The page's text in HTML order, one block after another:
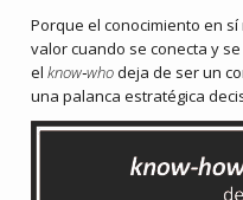
Porque el conocimiento en
valor cuando se conecta y
elknow‑whodeja de ser un
una palanca estratégica